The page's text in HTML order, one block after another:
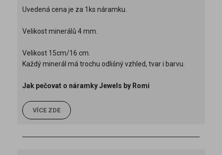
Uvedená cena je za 1ks náramku.
Velikost minerálů 4 mm.
Velikost 15cm/16 cm.
Každý minerál má trochu odlišný vzhled, tvar i barvu.
Jak pečovat o náramky Jewels by Romi
VÍCE ZDE